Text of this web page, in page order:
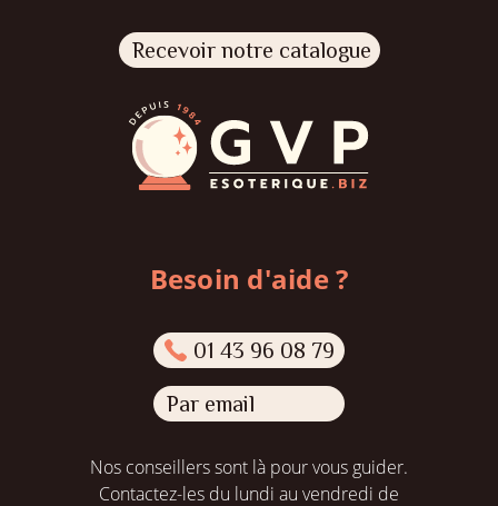
Recevoir notre catalogue
Besoin d'aide ?
01 43 96 08 79
Par email
Nos conseillers sont là pour vous guider.
Contactez-les du lundi au vendredi de